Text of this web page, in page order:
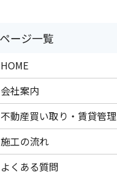
HOME
会社案内
不動産買い取り・賃貸管理
施工の流れ
よくある質問